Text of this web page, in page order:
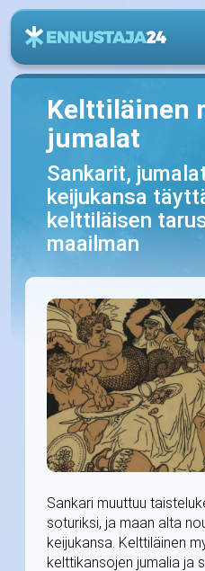
Kelttiläinen
jumalat
Sankarit,
keijukansa
kelttiläisen
maailman
Sankari muuttuu
soturiksi, ja maan alta
keijukansa. Kelttiläinen
kelttikansojen jumalia ja